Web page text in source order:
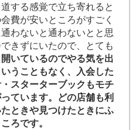
する感覚で立ち寄れると
費が安いところがすごく
わないと通わないとと思
きずにいたので、とても
いているのでやる気を出
うこともなく、入会した
スターターブックもモチ
ています。どの店舗も利
ときや見つけたときにふ
ろです。